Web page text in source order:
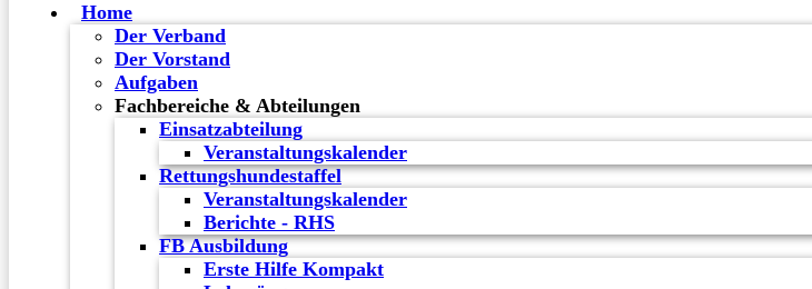
Home
Der Verband
Der Vorstand
Aufgaben
Fachbereiche & Abteilungen
Einsatzabteilung
Veranstaltungskalender
Rettungshundestaffel
Veranstaltungskalender
Berichte - RHS
FB Ausbildung
Erste Hilfe Kompakt